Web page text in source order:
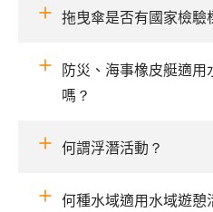
拖曳傘是否有國家檢驗
防災、海事橡皮艇適
嗎？
何謂浮潛活動？
何種水域適用水域遊憩